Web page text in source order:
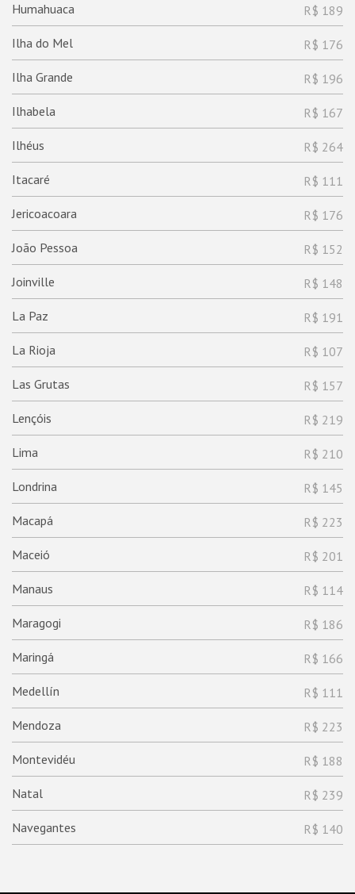
R$ 189
Humahuaca
R$ 176
Ilha do Mel
R$ 196
Ilha Grande
R$ 167
Ilhabela
R$ 264
Ilhéus
R$ 111
Itacaré
R$ 176
Jericoacoara
R$ 152
João Pessoa
R$ 148
Joinville
R$ 191
La Paz
R$ 107
La Rioja
R$ 157
Las Grutas
R$ 219
Lençóis
R$ 210
Lima
R$ 145
Londrina
R$ 223
Macapá
R$ 201
Maceió
R$ 114
Manaus
R$ 186
Maragogi
R$ 166
Maringá
R$ 111
Medellín
R$ 223
Mendoza
R$ 188
Montevidéu
R$ 239
Natal
R$ 140
Navegantes